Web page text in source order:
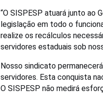
“O SISPESP atuará junto ao
legislação em todo o
realize os recálculos
servidores estaduais sob
Nosso sindicato
servidores. Esta conquista
O SISPESP não medirá